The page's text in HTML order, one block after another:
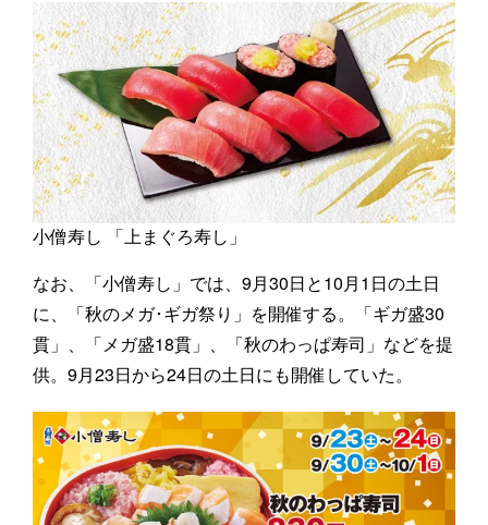
小僧寿し 「上まぐろ寿し」
なお、「小僧寿し」では、9月30日と10月1日の土日
に、「秋のメガ･ギガ祭り」を開催する。「ギガ盛30
貫」、「メガ盛18貫」、「秋のわっぱ寿司」などを提
供。9月23日から24日の土日にも開催していた。